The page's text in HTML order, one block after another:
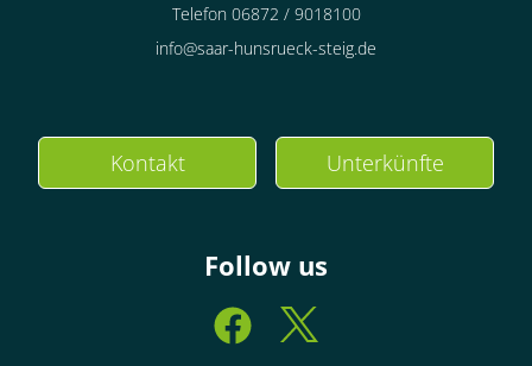
Telefon 06872 / 9018100
info@saar-hunsrueck-steig.de
Kontakt Unterkünfte
Follow us